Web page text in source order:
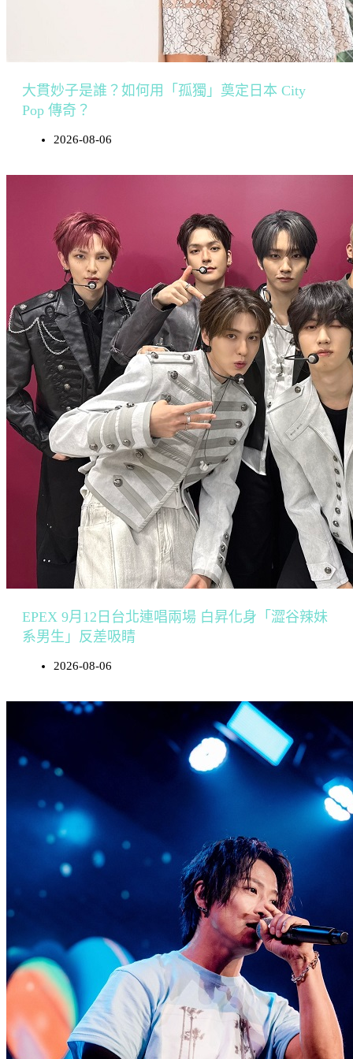
大貫妙子是誰？如何用「孤獨」奠定日本 City
Pop 傳奇？
2026-08-06
EPEX 9月12日台北連唱兩場 白昇化身「澀谷辣妹
系男生」反差吸睛
2026-08-06